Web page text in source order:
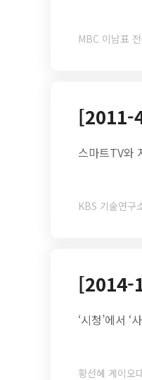
MBC 이남표
[2011-
스마트TV와
KBS 기술연구
[2014-
‘시청’에서 ‘
황선혜 게이오